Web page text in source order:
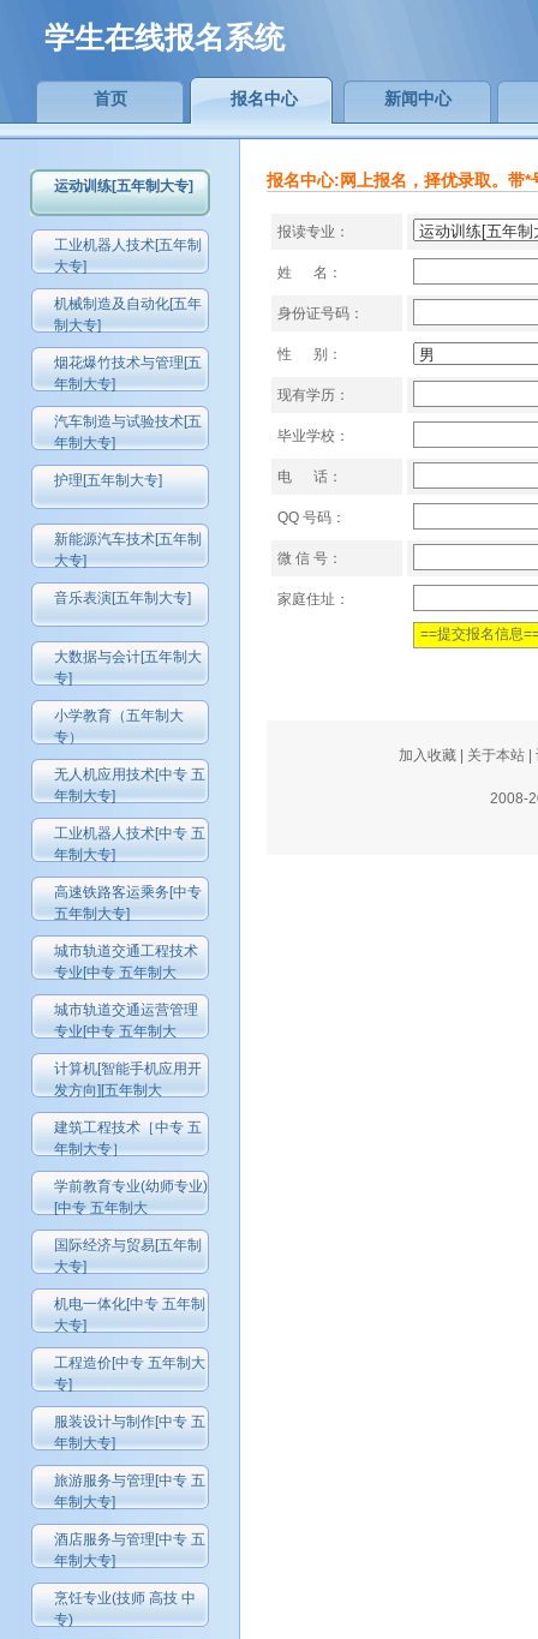
学生在线报名系统
首页 报名中心 新闻中心
运动训练[五年制大专]
工业机器人技术[五年制
大专]
机械制造及自动化[五年
制大专]
烟花爆竹技术与管理[五
年制大专]
汽车制造与试验技术[五
年制大专]
护理[五年制大专]
新能源汽车技术[五年制
大专]
音乐表演[五年制大专]
大数据与会计[五年制大
专]
小学教育（五年制大
专）
无人机应用技术[中专 五
年制大专]
工业机器人技术[中专 五
年制大专]
高速铁路客运乘务[中专
五年制大专]
城市轨道交通工程技术
专业[中专 五年制大
城市轨道交通运营管理
专业[中专 五年制大
计算机[智能手机应用开
发方向][五年制大
建筑工程技术［中专 五
年制大专］
学前教育专业(幼师专业)
[中专 五年制大
国际经济与贸易[五年制
大专]
机电一体化[中专 五年制
大专]
工程造价[中专 五年制大
专]
服装设计与制作[中专 五
年制大专]
旅游服务与管理[中专 五
年制大专]
酒店服务与管理[中专 五
年制大专]
烹饪专业(技师 高技 中
专)
报名中心:网上报名，择优录取。带*
报读专业：
姓 名：
身份证号码：
性 别：
现有学历：
毕业学校：
电 话：
QQ 号码：
微 信 号：
家庭住址：
加入收藏| 关于本站|
2008-